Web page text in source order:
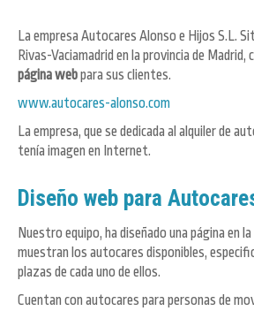
La empresa Autocares Alonso e Hijos S.L.
Rivas-Vaciamadrid en la provincia de Madrid,
página webpara sus clientes.
www.autocares-alonso.com
La empresa, que se dedicada al alquiler de
tenía imagen en Internet.
Diseño web para
Nuestro equipo, ha diseñado una página en
muestran los autocares disponibles,
plazas de cada uno de ellos.
Cuentan con autocares para personas de